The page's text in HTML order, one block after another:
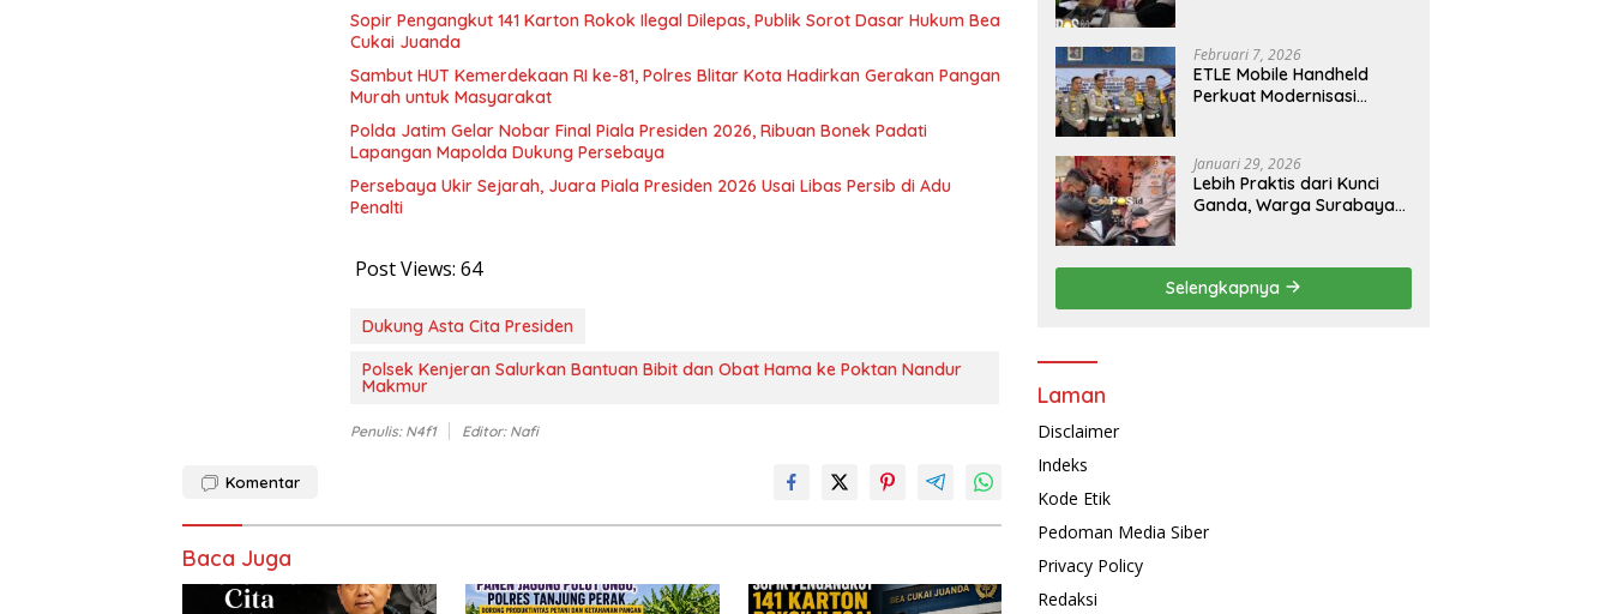
Sopir Pengangkut 141 Karton Rokok Ilegal Dilepas, Publik Sorot Dasar Hukum Bea
Cukai Juanda
Sambut HUT Kemerdekaan RI ke-81, Polres Blitar Kota Hadirkan Gerakan Pangan
Murah untuk Masyarakat
Polda Jatim Gelar Nobar Final Piala Presiden 2026, Ribuan Bonek Padati
Lapangan Mapolda Dukung Persebaya
Persebaya Ukir Sejarah, Juara Piala Presiden 2026 Usai Libas Persib di Adu
Penalti
Post Views: 64
Dukung Asta Cita Presiden
Polsek Kenjeran Salurkan Bantuan Bibit dan Obat Hama ke Poktan Nandur
Makmur
Penulis: N4f1 Editor: Nafi
Komentar
Baca Juga
Februari 7, 2026
ETLE Mobile Handheld
Perkuat Modernisasi
Januari 29, 2026
Lebih Praktis dari Kunci
Ganda, Warga Surabaya
Polrestabes Surabaya
Selengkapnya
Laman
Disclaimer
Indeks
Kode Etik
Pedoman Media Siber
Privacy Policy
Redaksi